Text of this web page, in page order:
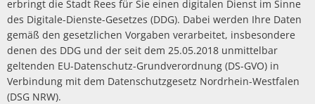
Politik
Über Rees
Finanzen
PV Anlage auf
Umgestaltung
Sanierung
Hochwasser
Starkregen
Wirtschaftsförderung
heimat
Umwelt- und Klimaschutz
Aktuelle
Öffentliche Ausschreibungen
Aktuelle
erbringt die Stadt Rees für Sie einen digitalen Dienst im Sinne
des Digitale-Dienste-Gesetzes (DDG). Dabei werden Ihre Daten
gemäß den gesetzlichen Vorgaben verarbeitet, insbesondere
denen des DDG und der seit dem 25.05.2018 unmittelbar
geltenden EU-Datenschutz-Grundverordnung (DS-GVO) in
Verbindung mit dem Datenschutzgesetz Nordrhein-Westfalen
(DSG NRW).